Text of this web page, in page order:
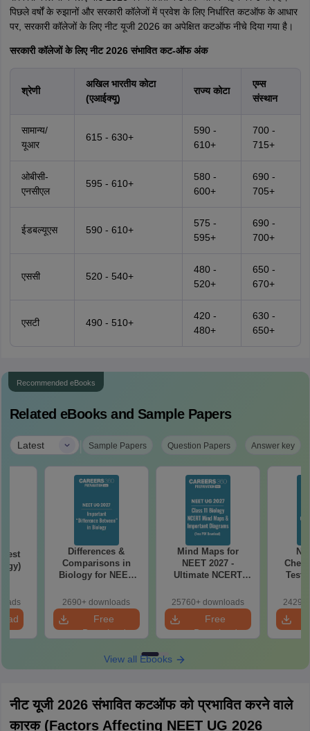
पिछले वर्षों के रुझानों और सरकारी कॉलेजों में प्रवेश के लिए निर्धारित कटऑफ के आधार
पर, सरकारी कॉलेजों के लिए नीट यूजी 2026 का अपेक्षित कटऑफ नीचे दिया गया है।
सरकारी कॉलेजों के लिए नीट 2026 संभावित कट-ऑफ अंक
श्रेणी
अखिल भारतीय कोटा
(एआईक्यू)
राज्य कोटा
एम्स
संस्थान
सामान्य/
यूआर
615 - 630+
590 -
610+
700 -
715+
ओबीसी-
एनसीएल
595 - 610+
580 -
600+
690 -
705+
ईडबल्यूएस 590 - 610+
575 -
595+
690 -
700+
एससी 520 - 540+
480 -
520+
650 -
670+
एसटी 490 - 510+
420 -
480+
630 -
650+
Recommended eBooks
Related eBooks and Sample Papers
Latest | Sample Papers Question Papers Answer key
Differences &
Comparisons in
Biology for NEET
Easy Reference)
2690+ downloads
Free
Download
Mind Maps for
NEET 2027 -
Ultimate NCERT
& Diagrams
Revision Guide PDF
25760+ downloads
Free
Download
Test
View all Ebooks
नीट यूजी 2026 संभावित कटऑफ को प्रभावित करने वाले
कारक (Factors Affecting NEET UG 2026